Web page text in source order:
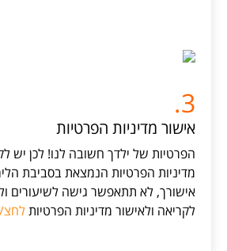
3.
אישור מדיניות הפרטיות
הפרטיות של ילדך חשובה לנו! לכן יש
מדיניות הפרטיות הנמצאת בסביבת
אישורך, לא תתאפשר גישה לשיעורים
לקריאה ולאישור מדיניות הפרטיותלחצ/